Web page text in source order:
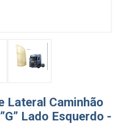
Lateral Caminhão
Lado Esquerdo -